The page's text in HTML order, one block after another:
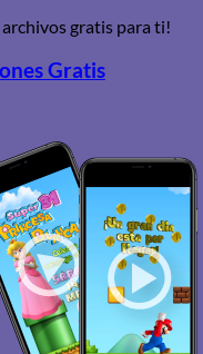
archivos gratis para ti!
Gratis